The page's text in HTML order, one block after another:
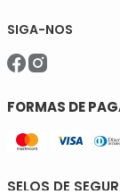
Sexta, das 08:30 às
Telefone: (11)5627-
WhatsApp:
SIGA-NOS
FORMAS DE
SELOS DE